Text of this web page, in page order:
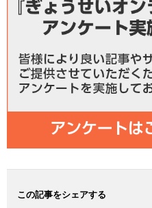
この記事をシェアする